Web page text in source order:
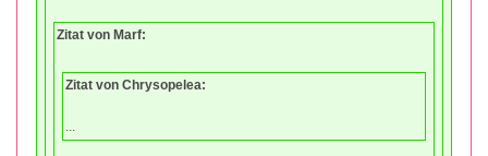
Zitat von Marf:
Zitat von Chrysopelea:
...